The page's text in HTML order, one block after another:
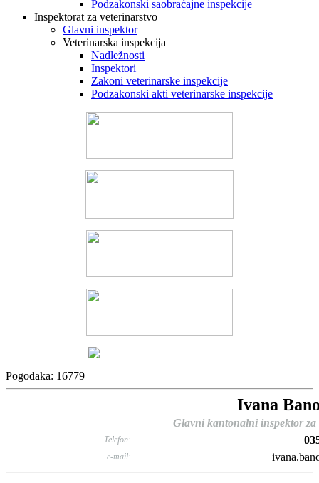
Podzakonski saobraćajne inspekcije
Inspektorat za veterinarstvo
Glavni inspektor
Veterinarska inspekcija
Nadležnosti
Inspektori
Zakoni veterinarske inspekcije
Podzakonski akti veterinarske inspekcije
Pogodaka: 16779
Ivana
Glavni kantonalni inspektor
Telefon:
e-mail: